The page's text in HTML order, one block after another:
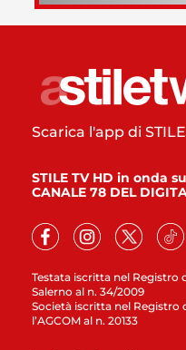
Testata iscritta nel Registro
Salerno al n. 34/2009
Società iscritta nel Registro
l’AGCOM al n. 20133
Scarica l'app di
STILE TV HD in onda
CANALE 78 DEL